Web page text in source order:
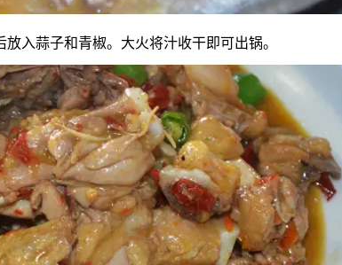
入蒜子和青椒。大火将汁收干即可出锅。